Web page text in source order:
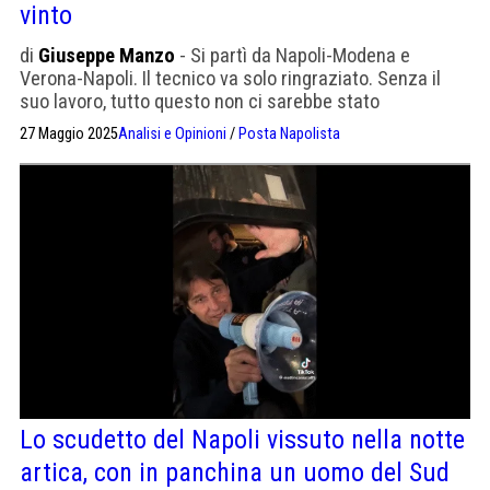
vinto
di Giuseppe Manzo - Si partì da Napoli-Modena e
Verona-Napoli. Il tecnico va solo ringraziato. Senza il
suo lavoro, tutto questo non ci sarebbe stato
27 Maggio 2025Analisi e Opinioni / Posta Napolista
Lo scudetto del Napoli vissuto nella notte
artica, con in panchina un uomo del Sud